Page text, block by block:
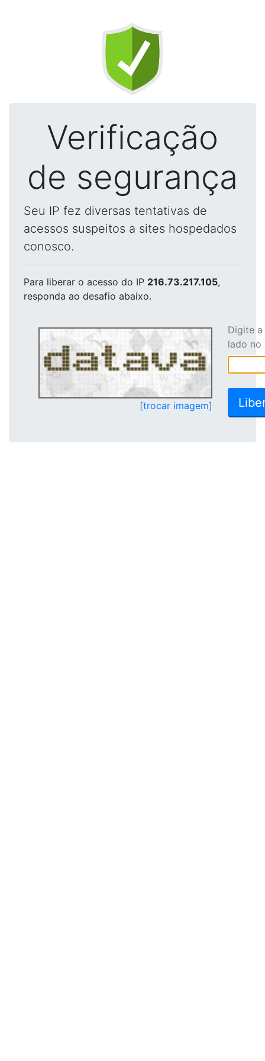
Verificação
de segurança
Seu IP fez diversas tentativas de
acessos suspeitos a sites hospedados
conosco.
Para liberar o acesso do IP 216.73.217.105,
responda ao desafio abaixo.
[trocar imagem]
Digite
lado no